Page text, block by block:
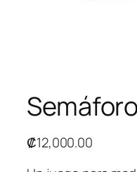
₡12,000.00